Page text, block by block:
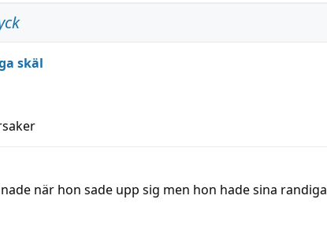
skäl
när hon sade upp sig men hon hade sina